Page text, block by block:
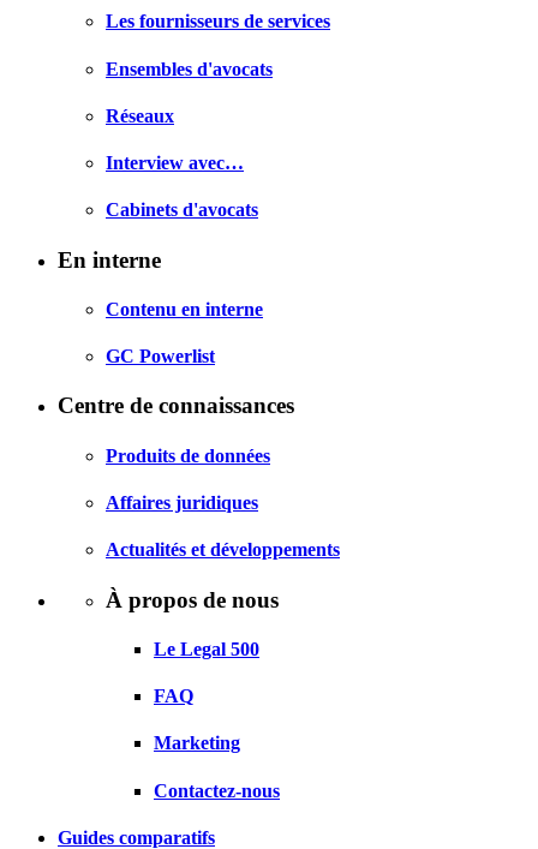
Les fournisseurs de services
Ensembles d'avocats
Réseaux
Interview avec…
Cabinets d'avocats
En interne
Contenu en interne
GC Powerlist
Centre de connaissances
Produits de données
Affaires juridiques
Actualités et développements
À propos de nous
Le Legal 500
FAQ
Marketing
Contactez-nous
Guides comparatifs